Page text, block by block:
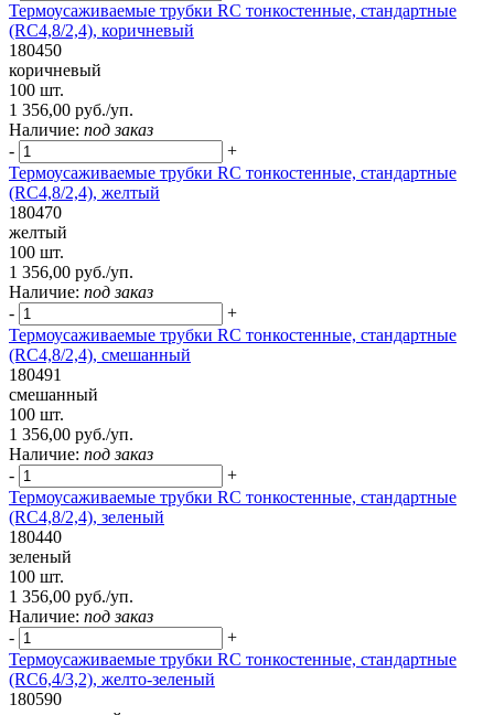
Термоусаживаемые трубки RC тонкостенные, стандартные
(RC4,8/2,4), коричневый
180450
коричневый
100 шт.
1 356,00 руб./уп.
Наличие: под заказ
-
+
Термоусаживаемые трубки RC тонкостенные, стандартные
(RC4,8/2,4), желтый
180470
желтый
100 шт.
1 356,00 руб./уп.
Наличие: под заказ
-
+
Термоусаживаемые трубки RC тонкостенные, стандартные
(RC4,8/2,4), смешанный
180491
смешанный
100 шт.
1 356,00 руб./уп.
Наличие: под заказ
-
+
Термоусаживаемые трубки RC тонкостенные, стандартные
(RC4,8/2,4), зеленый
180440
зеленый
100 шт.
1 356,00 руб./уп.
Наличие: под заказ
-
+
Термоусаживаемые трубки RC тонкостенные, стандартные
(RC6,4/3,2), желто-зеленый
180590